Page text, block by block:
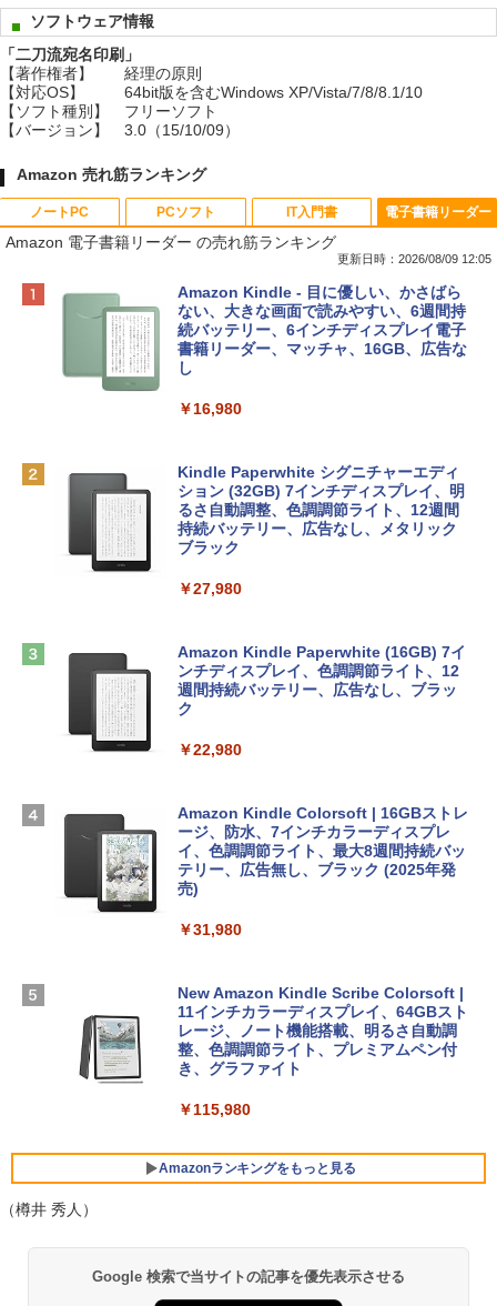
ソフトウェア情報
「二刀流宛名印刷」
【著作権者】
経理の原則
【対応OS】
64bit版を含むWindows XP/Vista/7/8/8.1/10
【ソフト種別】
フリーソフト
【バージョン】
3.0（15/10/09）
Amazon 売れ筋ランキング
ノートPC
Apple 2026 MacBook Neo A18 Proチッ
プ搭載13インチノートブック：AIとAppl
e Intelligenceのために設計、Liquid Ret
inaディスプレイ、8GBユニファイドメモ
リ、256GB SSDストレージ、1080p Fac
tomtoc 360°保護 15.6 16インチ パソコ
ンケース Dell NEC Lavie ASUS HP dyna
book Lenovo対応
13インチノートブック：AIとApple Intell
igence、13.6インチLiquid Retinaディ
スプレイ、16GBユニファイドメモリ、1
TB SSDストレージ、12MPセンターフレ
D - ミッドナイト
【Amazon.co.jp限定】 HP ノートパソコ
ン 15-fd 15.6インチ 16GBメモリ 512GB
SSD インテル Core 5
￥129,800
FMV ノートパソコン WE1-K3 (MS 365 P
ersonal/Copilotキー搭載/Win 11/15.6型/
Core i5/16GB/SSD 512GB/ホワイト) FM
VWK3E15W_AZ
PCソフト
Robloxギフトカード - 800 Robux 【限
定バーチャルアイテムを含む】 【オンラ
インゲームコード】 ロブロックス | オン
ラインコード版
定バーチャルアイテムを含む】 【オンラ
インゲームコード】 ロブロックス |オン
ラインコード版
￥1,600
インゲームコード】 ロブロックス | オン
ラインコード版
￥3,200
ows11、10/mac対応|PC2台
￥39,582
ト): Java & Bedrock Edition | オンライ
￥3,600
IT入門書
生成AIパスポート公式テキスト 第４版
￥1,766
￥1,292
非エンジニア 初心者 素人 でも安心 使い
めのAIコーディング入門シリーズ
￥99
AIイラスト表現辞典: 思い通りの絵を引き
￥480
FM TOWNS ハイパー・カタログ: 本体ハ
ェクトリストと最新エミュレータ紹介
電子書籍リーダー
Amazon 電子書籍リーダー の売れ筋ランキング
更新日時：2026/08/09 12:05
Amazon Kindle - 目に優しい、かさばら
ない、大きな画面で読みやすい、6週間持
続バッテリー、6インチディスプレイ電子
書籍リーダー、マッチャ、16GB、広告な
し
￥16,980
Kindle Paperwhite シグニチャーエディ
ション (32GB) 7インチディスプレイ、明
るさ自動調整、色調調節ライト、12週間
持続バッテリー、広告なし、メタリック
ブラック
￥27,980
Amazon Kindle Paperwhite (16GB) 7イ
ンチディスプレイ、色調調節ライト、12
週間持続バッテリー、広告なし、ブラッ
ク
￥22,980
Amazon Kindle Colorsoft | 16GBストレ
ージ、防水、7インチカラーディスプレ
イ、色調調節ライト、最大8週間持続バッ
テリー、広告無し、ブラック (2025年発
売)
￥31,980
New Amazon Kindle Scribe Colorsoft |
11インチカラーディスプレイ、64GBスト
レージ、ノート機能搭載、明るさ自動調
整、色調調節ライト、プレミアムペン付
き、グラファイト
￥115,980
Amazonランキングをもっと見る
（樽井 秀人）
Google 検索で当サイトの記事を優先表示させる